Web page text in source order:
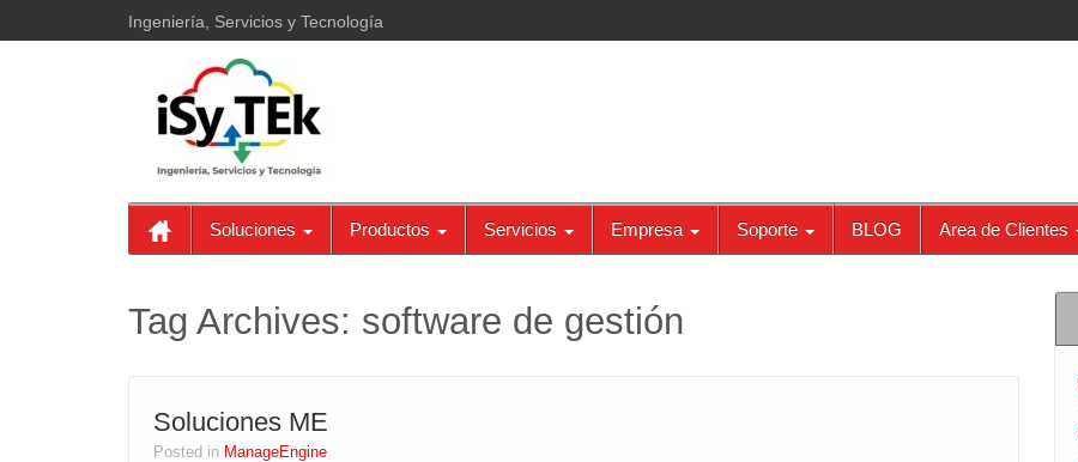
Ingeniería, Servicios y Tecnología
Soluciones Productos Servicios Empresa Soporte BLOG Area de Clientes
Tag Archives: software de gestión
Soluciones ME
Posted in ManageEngine